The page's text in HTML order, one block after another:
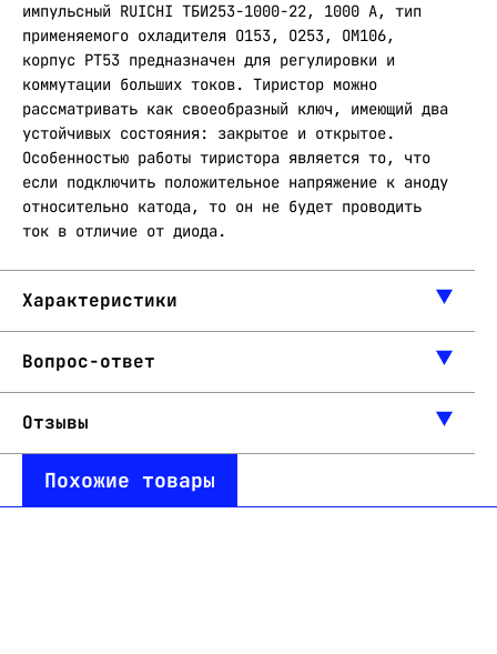
импульсный RUICHI ТБИ253-1000-22, 1000 А, тип
применяемого охладителя О153, О253, ОМ106,
корпус PT53 предназначен для регулировки и
коммутации больших токов. Тиристор можно
рассматривать как своеобразный ключ, имеющий два
устойчивых состояния: закрытое и открытое.
Особенностью работы тиристора является то, что
если подключить положительное напряжение к аноду
относительно катода, то он не будет проводить
ток в отличие от диода.
Характеристики
Вопрос-ответ
Отзывы
Похожие товары